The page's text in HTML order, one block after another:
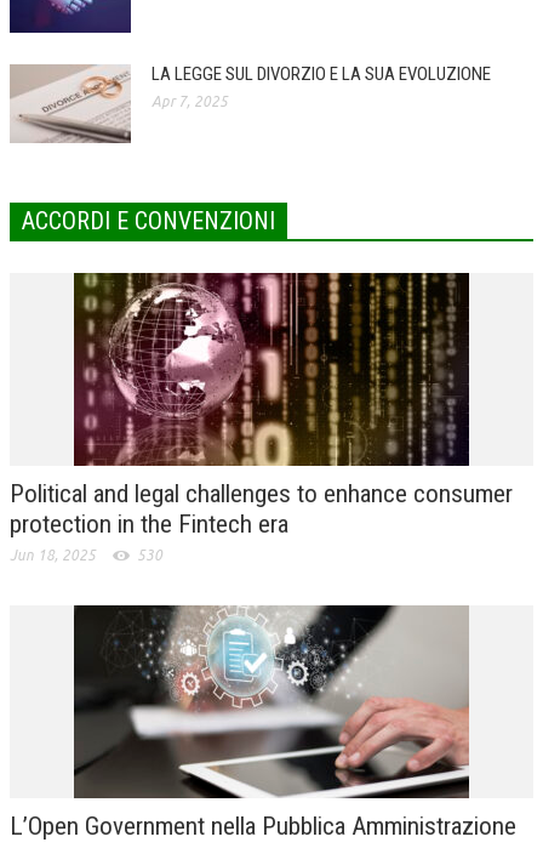
INTERNAZIONALIZZAZIONE
HUMAN RESOURCES
MARKETING
RISK MANAGEMENT
SVILUPPO SOSTENIBILE
PERSONA E CITTÀ
L’UMANISTA
DIRITTO PENALE D’IMPRESA
DIRITTO DEL LAVORO
DIRITTO DEL WEB
DIRITTO DELLE IMPRESE IN CRISI
CRIMINOLOGIA E CRIMINALISTICA
SICUREZZA SUL LAVORO
DIRITTO TRIBUTARIO
LA LEGGE SUL DIVORZIO E LA SUA EVOLUZIONE
Apr 7, 2025
ACCORDI E CONVENZIONI
Political and legal challenges to enhance consumer
protection in the Fintech era
Jun 18, 2025 530
L’Open Government nella Pubblica Amministrazione